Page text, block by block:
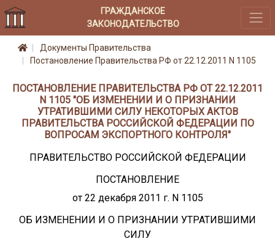
ГРАЖДАНСКОЕ
ЗАКОНОДАТЕЛЬСТВО
Документы Правительства
Постановление Правительства РФ от 22.12.2011 N 1105
ПОСТАНОВЛЕНИЕ ПРАВИТЕЛЬСТВА РФ ОТ 22.12.2011
N 1105 "ОБ ИЗМЕНЕНИИ И О ПРИЗНАНИИ
УТРАТИВШИМИ СИЛУ НЕКОТОРЫХ АКТОВ
ПРАВИТЕЛЬСТВА РОССИЙСКОЙ ФЕДЕРАЦИИ ПО
ВОПРОСАМ ЭКСПОРТНОГО КОНТРОЛЯ"
ПРАВИТЕЛЬСТВО РОССИЙСКОЙ ФЕДЕРАЦИИ
ПОСТАНОВЛЕНИЕ
от 22 декабря 2011 г. N 1105
ОБ ИЗМЕНЕНИИ И О ПРИЗНАНИИ УТРАТИВШИМИ
СИЛУ